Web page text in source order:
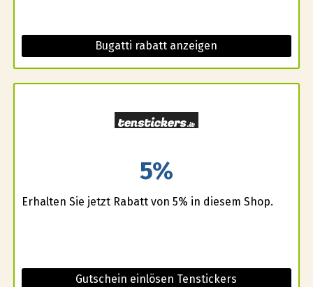
Bugatti rabatt anzeigen
5%
Erhalten Sie jetzt Rabatt von 5% in diesem Shop.
Gutschein einlösen Tenstickers